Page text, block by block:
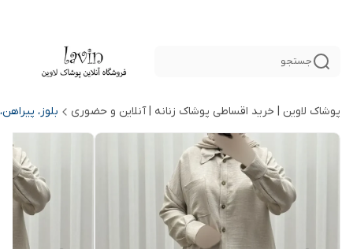
جستجو
پوشاک لاوین | خرید اقساطی پوشاک زنانه | آنلاین و حضوری بلوز،